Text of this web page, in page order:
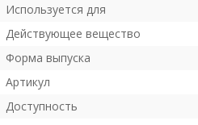
Используется для
Действующее вещество
Форма выпуска
Артикул
Доступность